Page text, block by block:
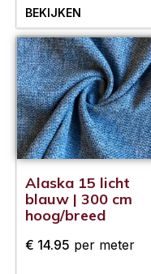
BEKIJKEN
Alaska 15 licht
blauw | 300 cm
hoog/breed
€ 14.95 per meter